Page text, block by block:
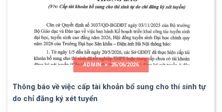
ADMIN 25/06/2026
Thông báo về việc cấp tài khoản bổ sung cho thí sinh tự
do chỉ đăng ký xét tuyển